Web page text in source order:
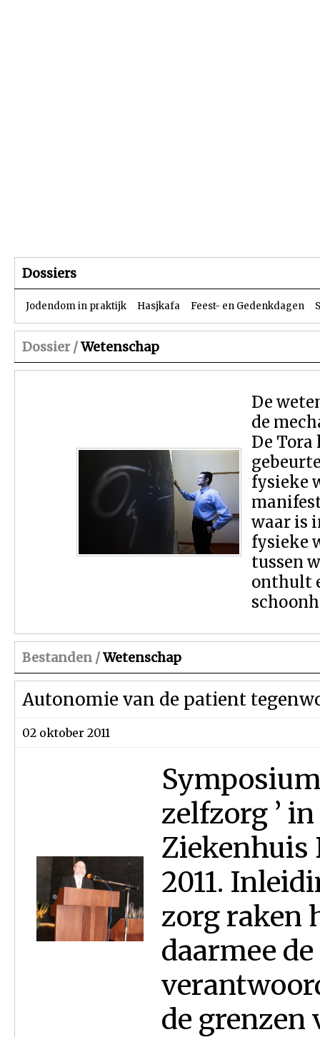
Dossiers
Jodendom in praktijk Hasjkafa Feest- en Gedenkdagen
Dossier /Wetenschap
De
de
De
fysieke
waar is
fysieke
tussen
onthult
Bestanden /Wetenschap
Autonomie van de patient
02 oktober 2011
zelfzorg ’
Ziekenhuis
2011.
zorg raken
daarmee
de grenzen